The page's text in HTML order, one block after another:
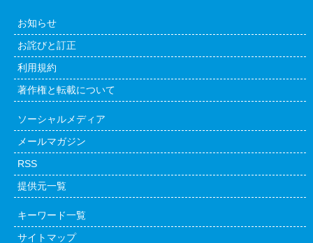
お知らせ
お詫びと訂正
利用規約
著作権と転載について
ソーシャルメディア
メールマガジン
RSS
提供元一覧
キーワード一覧
サイトマップ